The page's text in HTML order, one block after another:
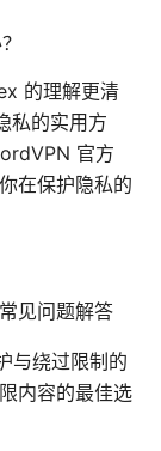
的理解更清
私的实用方
官方
在保护隐私的
见问题解答
与绕过限制的
内容的最佳选